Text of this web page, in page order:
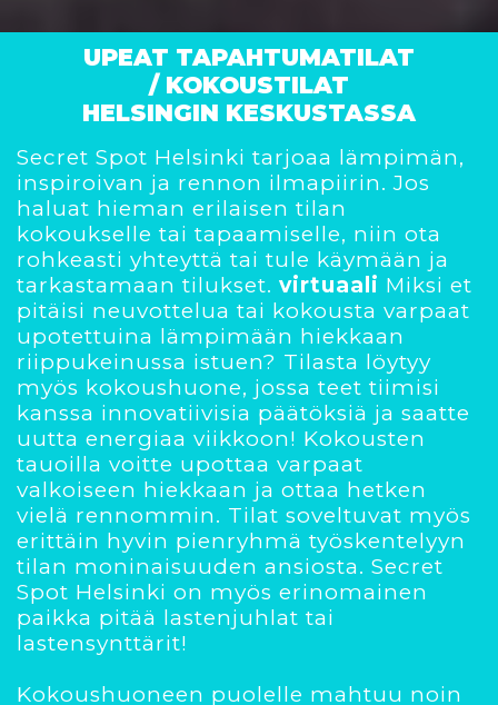
UPEAT TAPAHTUMATILAT
/ KOKOUSTILAT
HELSINGIN KESKUSTASSA
Secret Spot Helsinki tarjoaa lämpimän,
inspiroivan ja rennon ilmapiirin. Jos
haluat hieman erilaisen tilan
kokoukselle tai tapaamiselle, niin ota
rohkeasti yhteyttä tai tule käymään ja
tarkastamaan tilukset. virtuaali Miksi et
pitäisi neuvottelua tai kokousta varpaat
upotettuina lämpimään hiekkaan
riippukeinussa istuen? Tilasta löytyy
myös kokoushuone, jossa teet tiimisi
kanssa innovatiivisia päätöksiä ja saatte
uutta energiaa viikkoon! Kokousten
tauoilla voitte upottaa varpaat
valkoiseen hiekkaan ja ottaa hetken
vielä rennommin. Tilat soveltuvat myös
erittäin hyvin pienryhmä työskentelyyn
tilan moninaisuuden ansiosta. Secret
Spot Helsinki on myös erinomainen
paikka pitää lastenjuhlat tai
lastensynttärit!
Kokoushuoneen puolelle mahtuu noin